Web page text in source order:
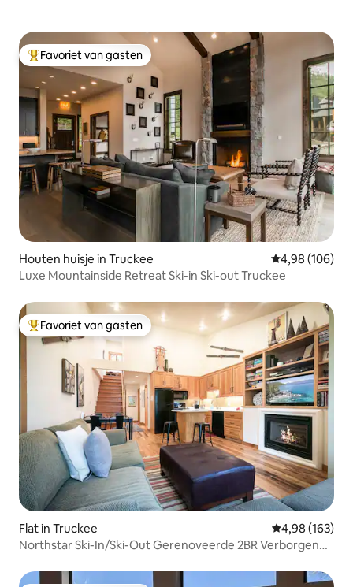
Topfavoriet van gasten
Favoriet van gasten
Houten huisje in Truckee Gemiddelde
4,98 (106)
Luxe Mountainside Retreat Ski-in Ski-out Truckee
Topfavoriet van gasten
Favoriet van gasten
Flat in Truckee Gemiddelde
4,98 (163)
Northstar Ski-In/Ski-Out Gerenoveerde 2BR Verborgen